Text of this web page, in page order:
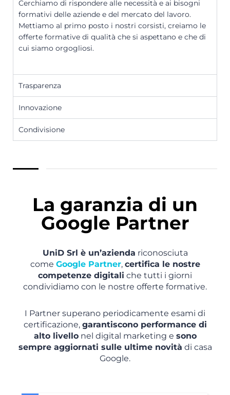
Cerchiamo di rispondere alle necessità e ai bisogni
formativi delle aziende e del mercato del lavoro.
Mettiamo al primo posto i nostri corsisti, creiamo le
offerte formative di qualità che si aspettano e che di
cui siamo orgogliosi.
Trasparenza
Innovazione
Condivisione
La garanzia di un
Google Partner
UniD Srl è un’azienda riconosciuta
come Google Partner, certifica le nostre
competenze digitali che tutti i giorni
condividiamo con le nostre offerte formative.
I Partner superano periodicamente esami di
certificazione, garantiscono performance di
alto livellonel digital marketing e sono
sempre aggiornati sulle ultime novità di casa
Google.